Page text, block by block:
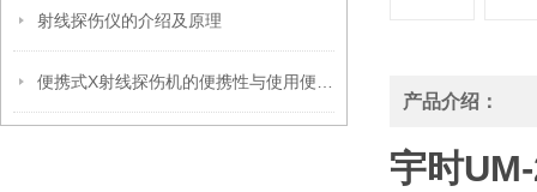
射线探伤仪的介绍及原理
产品介绍：
宇时